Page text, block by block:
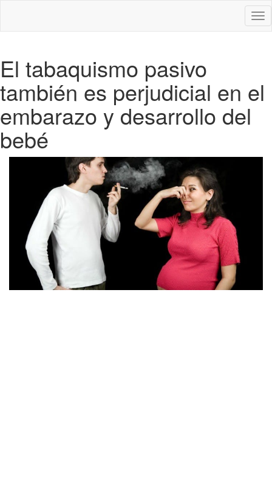
El tabaquismo pasivo
también es perjudicial en el
embarazo y desarrollo del
bebé